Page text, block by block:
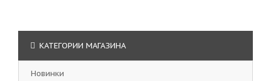
КАТЕГОРИИ МАГАЗИНА
Новинки